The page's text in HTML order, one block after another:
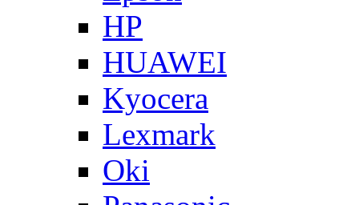
HP
HUAWEI
Kyocera
Lexmark
Oki